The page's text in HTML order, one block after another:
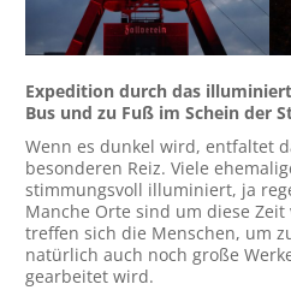
Expedition durch das
Bus und zu Fuß im Schein der
Wenn es dunkel wird, entfaltet
besonderen Reiz. Viele
stimmungsvoll illuminiert, ja
Manche Orte sind um diese
treffen sich die Menschen, um
natürlich auch noch große
gearbeitet wird.